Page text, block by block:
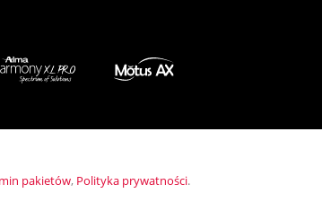
pakietów, Polityka prywatności.